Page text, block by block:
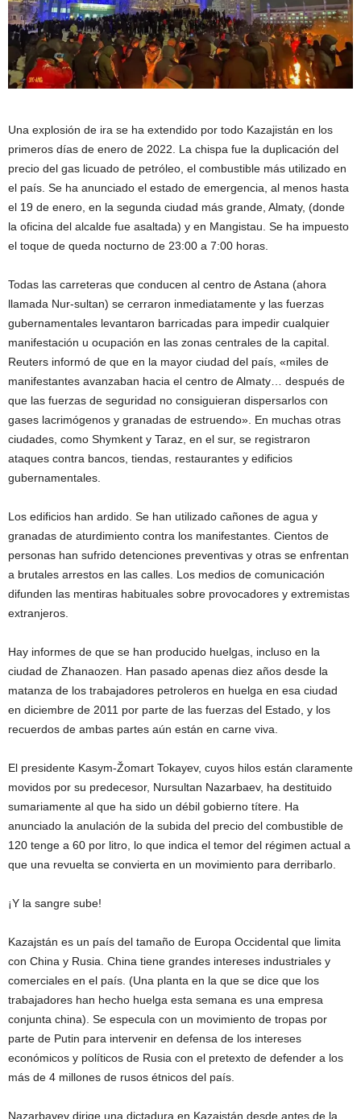
Una explosión de ira se ha extendido por todo Kazajistán en los
primeros días de enero de 2022. La chispa fue la duplicación del
precio del gas licuado de petróleo, el combustible más utilizado en
el país. Se ha anunciado el estado de emergencia, al menos hasta
el 19 de enero, en la segunda ciudad más grande, Almaty, (donde
la oficina del alcalde fue asaltada) y en Mangistau. Se ha impuesto
el toque de queda nocturno de 23:00 a 7:00 horas.
Todas las carreteras que conducen al centro de Astana (ahora
llamada Nur-sultan) se cerraron inmediatamente y las fuerzas
gubernamentales levantaron barricadas para impedir cualquier
manifestación u ocupación en las zonas centrales de la capital.
Reuters informó de que en la mayor ciudad del país, «miles de
manifestantes avanzaban hacia el centro de Almaty… después de
que las fuerzas de seguridad no consiguieran dispersarlos con
gases lacrimógenos y granadas de estruendo». En muchas otras
ciudades, como Shymkent y Taraz, en el sur, se registraron
ataques contra bancos, tiendas, restaurantes y edificios
gubernamentales.
Los edificios han ardido. Se han utilizado cañones de agua y
granadas de aturdimiento contra los manifestantes. Cientos de
personas han sufrido detenciones preventivas y otras se enfrentan
a brutales arrestos en las calles. Los medios de comunicación
difunden las mentiras habituales sobre provocadores y extremistas
extranjeros.
Hay informes de que se han producido huelgas, incluso en la
ciudad de Zhanaozen. Han pasado apenas diez años desde la
matanza de los trabajadores petroleros en huelga en esa ciudad
en diciembre de 2011 por parte de las fuerzas del Estado, y los
recuerdos de ambas partes aún están en carne viva.
El presidente Kasym-Žomart Tokayev, cuyos hilos están claramente
movidos por su predecesor, Nursultan Nazarbaev, ha destituido
sumariamente al que ha sido un débil gobierno títere. Ha
anunciado la anulación de la subida del precio del combustible de
120 tenge a 60 por litro, lo que indica el temor del régimen actual a
que una revuelta se convierta en un movimiento para derribarlo.
¡Y la sangre sube!
Kazajstán es un país del tamaño de Europa Occidental que limita
con China y Rusia. China tiene grandes intereses industriales y
comerciales en el país. (Una planta en la que se dice que los
trabajadores han hecho huelga esta semana es una empresa
conjunta china). Se especula con un movimiento de tropas por
parte de Putin para intervenir en defensa de los intereses
económicos y políticos de Rusia con el pretexto de defender a los
más de 4 millones de rusos étnicos del país.
Nazarbayev dirige una dictadura en Kazajstán desde antes de la